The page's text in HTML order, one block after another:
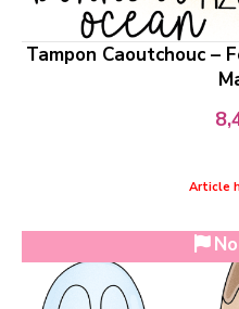
Tampon Caoutchouc –
Article